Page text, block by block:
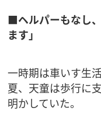
■ヘルパーもなし
ます」
一時期は車いす生
夏、天童は歩行に
明かしていた。